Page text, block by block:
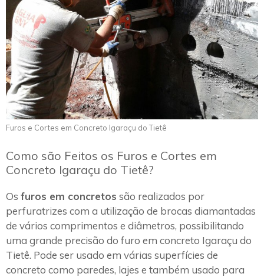
Furos e Cortes em Concreto Igaraçu do Tietê
Como são Feitos os Furos e Cortes em
Concreto Igaraçu do Tietê?
Os furos em concretos são realizados por
perfuratrizes com a utilização de brocas diamantadas
de vários comprimentos e diâmetros, possibilitando
uma grande precisão do furo em concreto Igaraçu do
Tietê. Pode ser usado em várias superfícies de
concreto como paredes, lajes e também usado para